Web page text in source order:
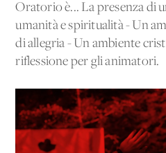
Oratorio è... La presenza di
umanità e spiritualità - Un
di allegria - Un ambiente
riflessione per gli animatori.